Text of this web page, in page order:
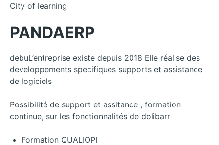
City of learning
PANDAERP
debuL’entreprise existe depuis 2018 Elle réalise des
developpements specifiques supports et assistance
de logiciels
Possibilité de support et assitance , formation
continue, sur les fonctionnalités de dolibarr
Formation QUALIOPI